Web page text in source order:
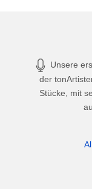
Unsere
der
Stücke, mit